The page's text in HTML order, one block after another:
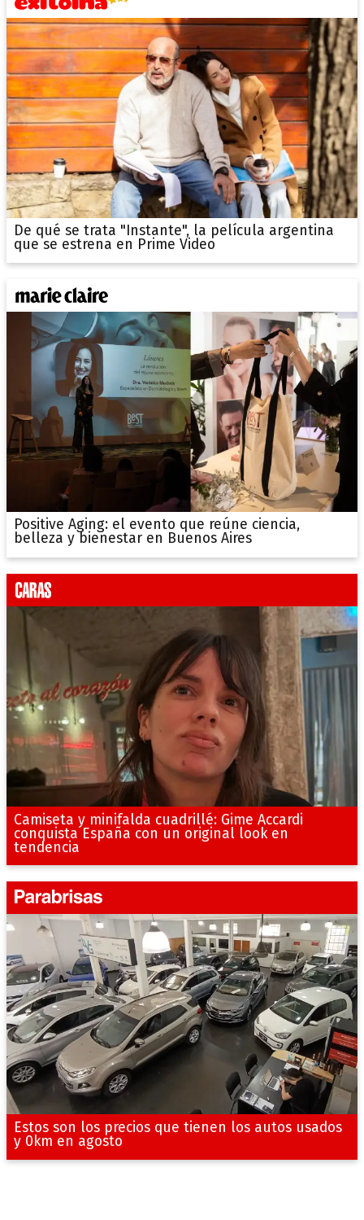
De qué se trata "Instante", la película argentina
que se estrena en Prime Video
Positive Aging: el evento que reúne ciencia,
belleza y bienestar en Buenos Aires
Camiseta y minifalda cuadrillé: Gime Accardi
conquista España con un original look en
tendencia
Estos son los precios que tienen los autos usados
y 0km en agosto